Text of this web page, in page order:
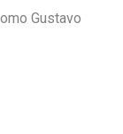
Gustavo